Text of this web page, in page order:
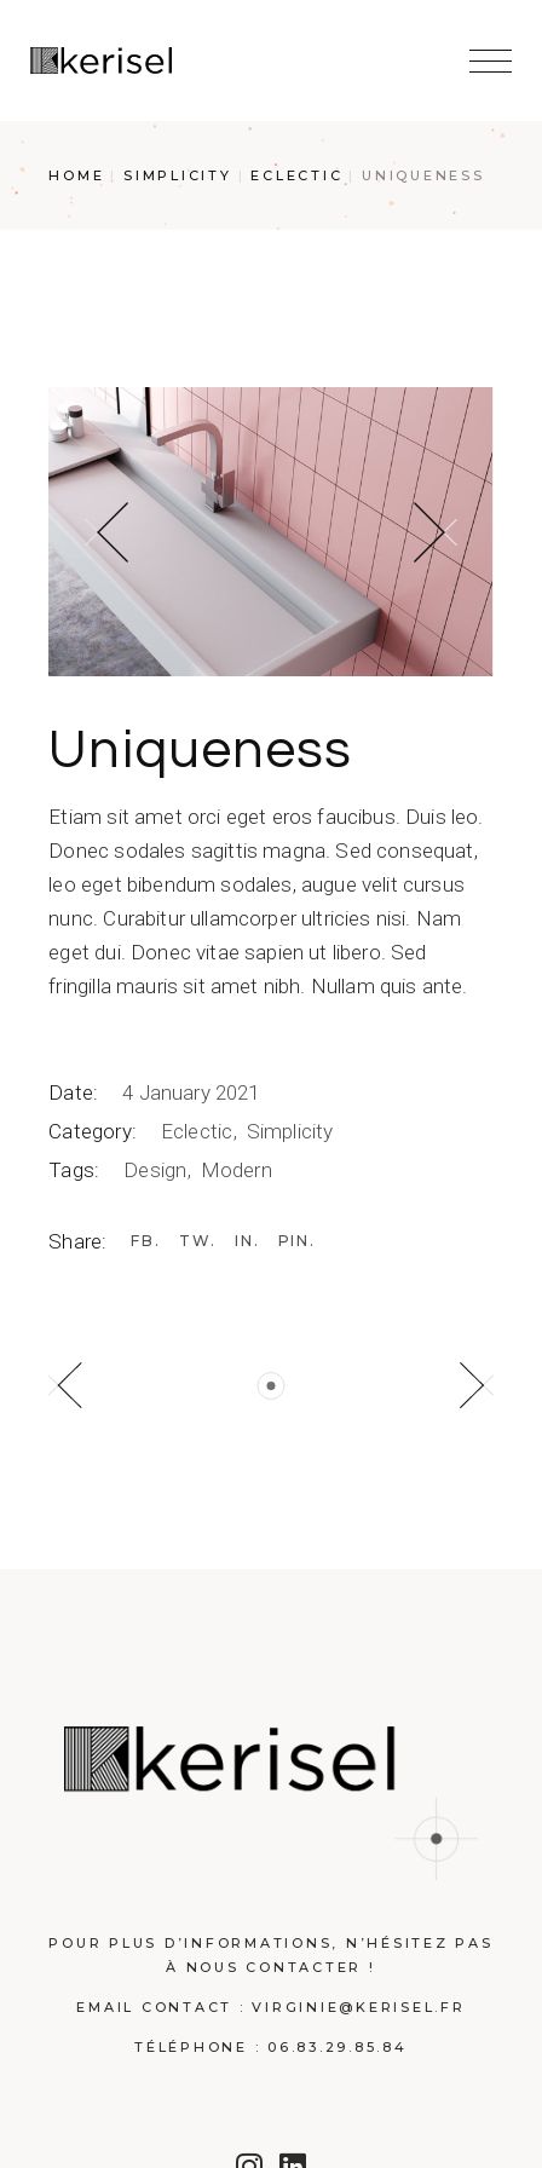
content
HOME SIMPLICITY ECLECTIC UNIQUENESS
Uniqueness
Etiam sit amet orci eget eros faucibus. Duis leo.
Donec sodales sagittis magna. Sed consequat,
leo eget bibendum sodales, augue velit cursus
nunc. Curabitur ullamcorper ultricies nisi. Nam
eget dui. Donec vitae sapien ut libero. Sed
fringilla mauris sit amet nibh. Nullam quis ante.
Date:
4 January 2021
Category:
Eclectic Simplicity
Tags:
Design Modern
Share: FB TW IN PIN
POUR PLUS D’INFORMATIONS, N’HÉSITEZ PAS
À NOUS CONTACTER !
EMAIL CONTACT :VIRGINIE@KERISEL.FR
TÉLÉPHONE : 06.83.29.85.84